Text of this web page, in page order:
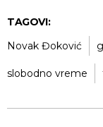
TAGOVI:
Novak Đoković
slobodno vreme